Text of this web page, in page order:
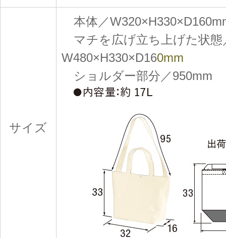
サイズ
本体／
マチを広げ立ち上げた状態
W480×H330×D160mm
ショルダー部分／950mm